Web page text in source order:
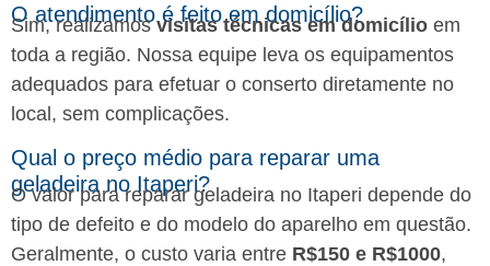
O atendimento é feito em domicílio?
Sim, realizamosvisitas técnicas em domicílio em
toda a região. Nossa equipe leva os equipamentos
adequados para efetuar o conserto diretamente no
local, sem complicações.
Qual o preço médio para reparar uma
geladeira no Itaperi?
O valor para reparar geladeira no Itaperi depende do
tipo de defeito e do modelo do aparelho em questão.
Geralmente, o custo varia entre R$150 e R$1000,